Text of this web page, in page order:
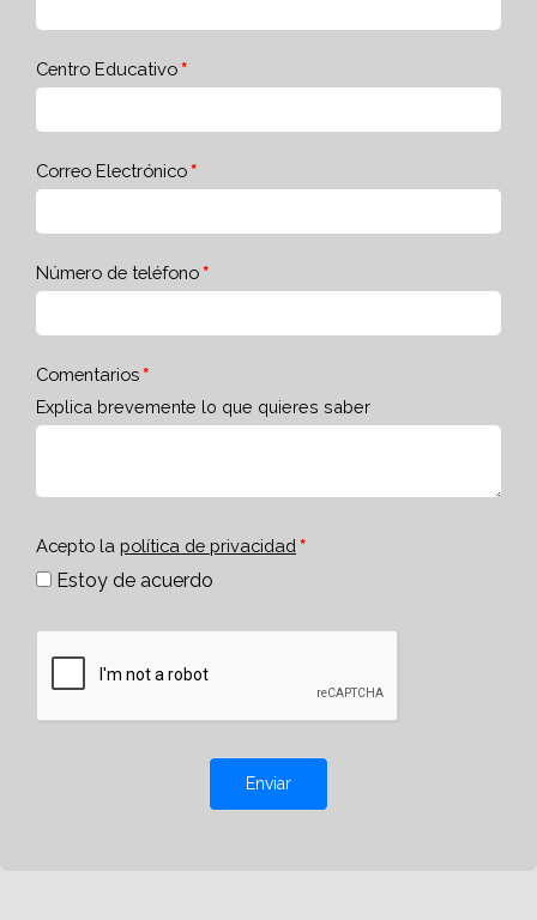
Centro Educativo
Correo Electrónico
Número de teléfono
Comentarios
Explica brevemente lo que quieres saber
Acepto la política de privacidad
Estoy de acuerdo
Enviar